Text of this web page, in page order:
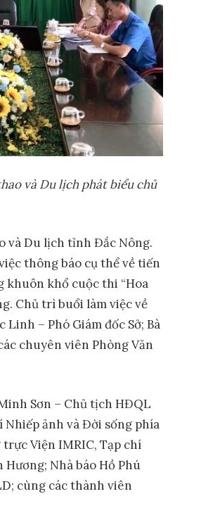
và Du lịch phát biểu chủ
và Du lịch tỉnh Đắc Nông.
thông báo cụ thể về tiến
khuôn khổ cuộc thi “Hoa
Chủ trì buổi làm việc về
– Phó Giám đốc Sở; Bà
chuyên viên Phòng Văn
Sơn – Chủ tịch HĐQL
Nhiếp ảnh và Đời sống phía
trực Viện IMRIC, Tạp chí
Nhà báo Hồ Phú
cùng các thành viên